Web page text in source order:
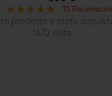
star star star star star 10 Recensioni